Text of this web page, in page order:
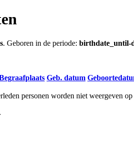
. Geboren in de periode: birthdate_until-
Geb. datum
personen worden niet weergeven